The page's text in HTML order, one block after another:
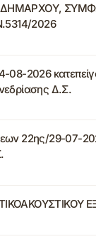
2026
2026
Δ.Σ.
22ης/29-07-